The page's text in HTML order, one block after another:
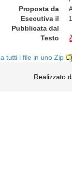
Proposta da
Esecutiva il
Pubblicata dal
Testo
tutti i file in uno Zip
Realizzato